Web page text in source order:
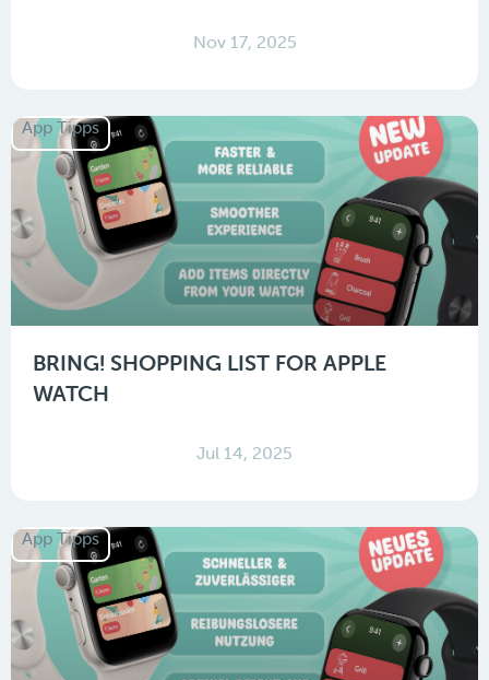
Nov 17, 2025
App Tipps
BRING! SHOPPING LIST FOR APPLE
WATCH
Jul 14, 2025
App Tipps